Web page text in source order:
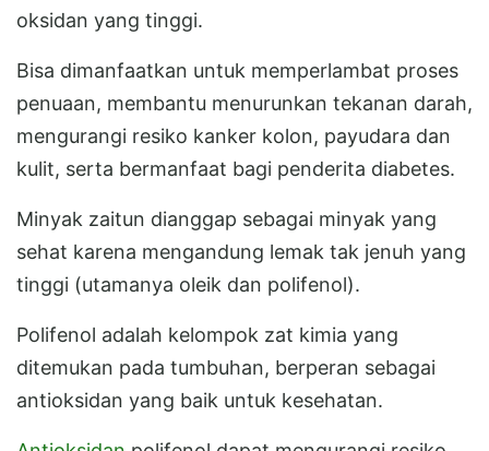
oksidan yang tinggi.
Bisa dimanfaatkan untuk memperlambat proses
penuaan, membantu menurunkan tekanan darah,
mengurangi resiko kanker kolon, payudara dan
kulit, serta bermanfaat bagi penderita diabetes.
Minyak zaitun dianggap sebagai minyak yang
sehat karena mengandung lemak tak jenuh yang
tinggi (utamanya oleik dan polifenol).
Polifenol adalah kelompok zat kimia yang
ditemukan pada tumbuhan, berperan sebagai
antioksidan yang baik untuk kesehatan.